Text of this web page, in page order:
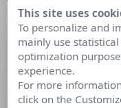
« Faire de
citoyen du
Christophe Marnat,
« Grandir Aventure »
This site uses
To personalize and
mainly use
optimization
experience.
For more
click on the